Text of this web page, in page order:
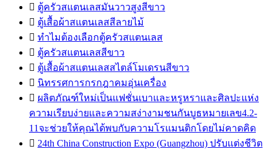
 ตู้ครัวสแตนเลสมันวาวสูงสีขาว
 ตู้เสื้อผ้าสแตนเลสสีลายไม้
 ทำไมต้องเลือกตู้ครัวสแตนเลส
 ตู้ครัวสแตนเลสสีขาว
 ตู้เสื้อผ้าสแตนเลสสไตล์โมเดรนสีขาว
 นิทรรศการกรกฎาคมอุ่นเครื่อง
 ผลิตภัณฑ์ใหม่เป็นแฟชั่นเบาและหรูหราและศิลปะแห่ง
ความเรียบง่ายและความสง่างามชนกันบูธหมายเลข4.2-
11จะช่วยให้คุณได้พบกับความโรแมนติกโดยไม่คาดคิด
 24th China Construction Expo (Guangzhou) ปรับแต่งชีวิต